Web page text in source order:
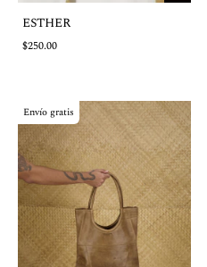
ESTHER
$250.00
Envío gratis